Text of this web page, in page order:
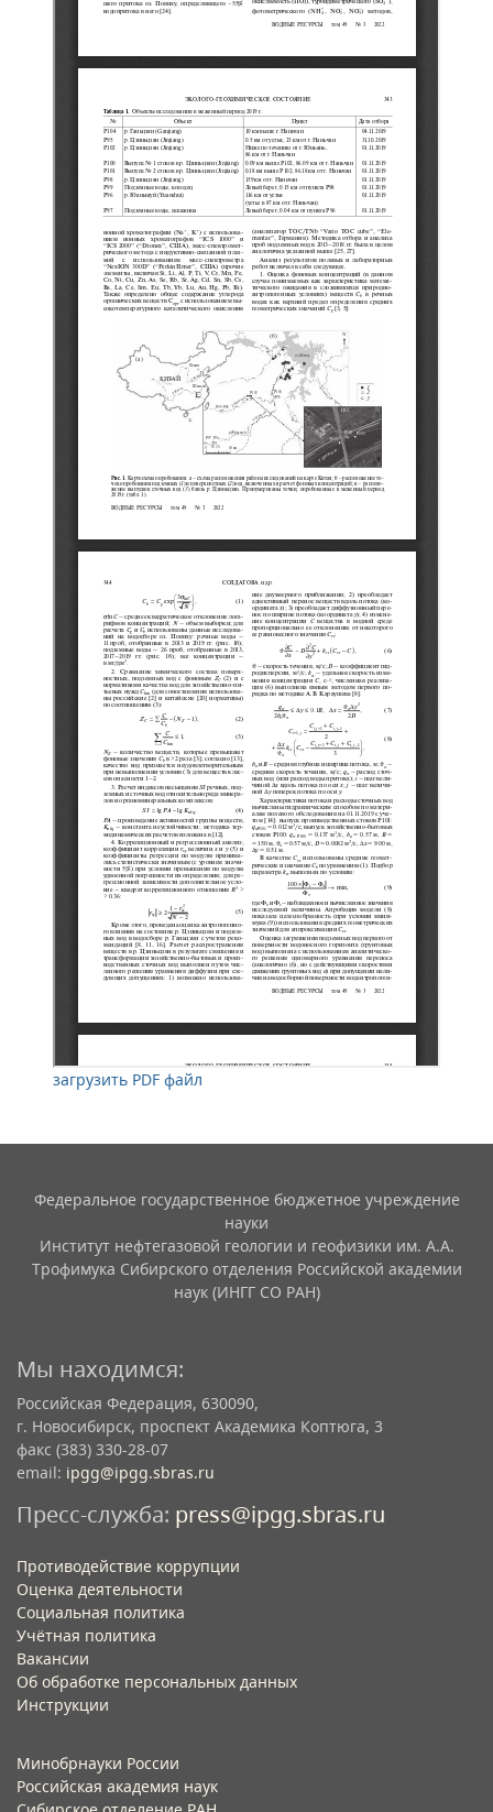
загрузить PDF файл
Федеральное государственное бюджетное учреждение
науки
Институт нефтегазовой геологии и геофизики им. А.А.
Трофимука Сибирского отделения Российской академии
наук (ИНГГ СО РАН)
Мы находимся:
Российская Федерация, 630090,
г. Новосибирск, проспект Академика Коптюга, 3
факс (383) 330-28-07
email: ipgg@ipgg.sbras.ru
Пресс-служба: press@ipgg.sbras.ru
Противодействие коррупции
Оценка деятельности
Социальная политика
Учётная политика​
Вакансии​
Об обработке персональных данных​
Инструкции​
Минобрнауки России
Российская академия наук